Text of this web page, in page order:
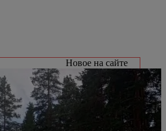
Новое на сайте